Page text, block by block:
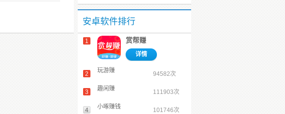
安卓软件排行
1 赏帮赚
详情
2 玩游赚 94582次
3 趣闲赚 111903次
4 小啄赚钱 101746次